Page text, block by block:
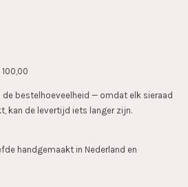
bestelhoeveelheid — omdat elk sieraad
kan de levertijd iets langer zijn.
handgemaakt in Nederland en